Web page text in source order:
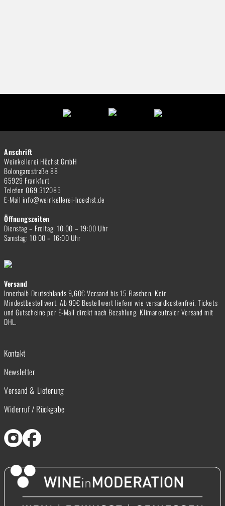
Anschrift
Weinkellerei Höchst GmbH
Bolongarostraße 88
65929 Frankfurt
Telefon 069 312085
E-Mail info@weinkellerei-hoechst.de
Öffnungszeiten
Dienstag – Freitag: 10:00 – 19:00 Uhr
Samstag: 10:00 – 16:00 Uhr
Versand
Innerhalb Deutschlands 9,60€ Versand bis 15 Flaschen. Kein
Mindestbestellwert. Ab 99€ Bestellwert liefern wie versandkostenfrei. Tickets
und Gutscheine per E-Mail direkt nach Bezahlung. Klimaneutraler Versand mit
DHL.
Kontakt
Newsletter
Versand & Lieferung
Widerruf / Rückgabe